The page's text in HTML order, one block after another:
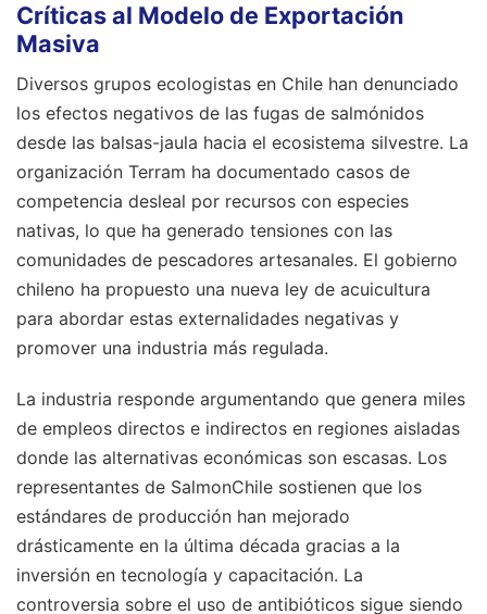
Críticas al Modelo de Exportación
Masiva
Diversos grupos ecologistas en Chile han denunciado
los efectos negativos de las fugas de salmónidos
desde las balsas-jaula hacia el ecosistema silvestre. La
organización Terram ha documentado casos de
competencia desleal por recursos con especies
nativas, lo que ha generado tensiones con las
comunidades de pescadores artesanales. El gobierno
chileno ha propuesto una nueva ley de acuicultura
para abordar estas externalidades negativas y
promover una industria más regulada.
La industria responde argumentando que genera miles
de empleos directos e indirectos en regiones aisladas
donde las alternativas económicas son escasas. Los
representantes de SalmonChile sostienen que los
estándares de producción han mejorado
drásticamente en la última década gracias a la
inversión en tecnología y capacitación. La
controversia sobre el uso de antibióticos sigue siendo